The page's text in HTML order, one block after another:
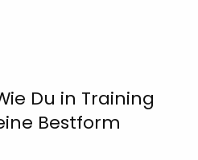
Du in Training
Bestform